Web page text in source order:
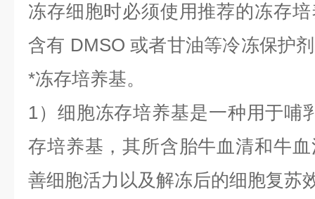
冻存细胞时必须使用推荐的冻存
含有 DMSO 或者甘油等冷冻保护
*冻存培养基。
1）细胞冻存培养基是一种用于哺
存培养基，其所含胎牛血清和牛
善细胞活力以及解冻后的细胞复苏